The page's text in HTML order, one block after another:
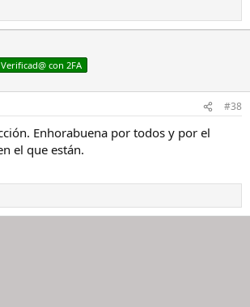
Verificad@ con 2FA
#38
Enhorabuena por todos y por el
el que están.